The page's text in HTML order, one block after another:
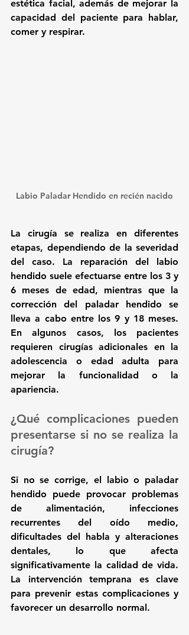
estética facial, además de mejorar la
capacidad del paciente para hablar,
comer y respirar.
Labio Paladar Hendido en recién nacido
La cirugía se realiza en diferentes
etapas, dependiendo de la severidad
del caso. La reparación del
labio
hendido suele efectuarse entre los 3 y
6 meses de edad, mientras que la
corrección del paladar hendido se
lleva a cabo entre los 9 y 18 meses.
En algunos casos, los pacientes
requieren cirugías adicionales en la
adolescencia o edad adulta para
mejorar la funcionalidad o la
apariencia.
¿Qué complicaciones pueden
presentarse si no se realiza la
cirugía?
Si no se corrige, el labio o paladar
hendido puede provocar problemas
de alimentación, infecciones
recurrentes del oído medio,
dificultades del habla y alteraciones
dentales, lo que afecta
significativamente la calidad de vida.
La intervención temprana es clave
para prevenir estas complicaciones y
favorecer un desarrollo normal.